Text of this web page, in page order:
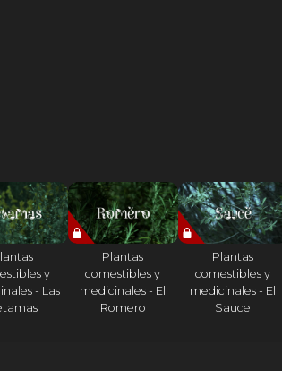
y
- Las
Plantas
comestibles y
medicinales - El
Romero
Plantas
comestibles y
medicinales - El
Sauce